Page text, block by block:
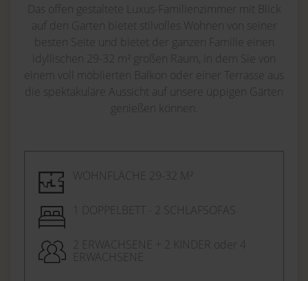
Das offen gestaltete Luxus-Familienzimmer mit Blick
auf den Garten bietet stilvolles Wohnen von seiner
besten Seite und bietet der ganzen Familie einen
idyllischen 29-32 m² großen Raum, in dem Sie von
einem voll möblierten Balkon oder einer Terrasse aus
die spektakuläre Aussicht auf unsere üppigen Gärten
genießen können.
WOHNFLÄCHE 29-32 M²
1 DOPPELBETT - 2 SCHLAFSOFAS
2 ERWACHSENE + 2 KINDER oder 4
ERWACHSENE